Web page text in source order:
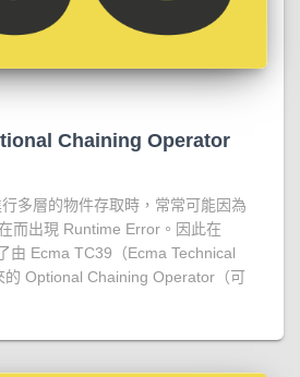
Chaining Operator
多層的物件存取時，常常可能因為
而出現 Runtime Error。因此在
由 Ecma TC39（Ecma Technical
Optional Chaining Operator（可